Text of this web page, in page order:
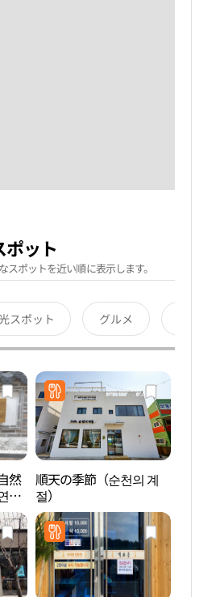
ット
スポットを近い順に表示します。
スポット グルメ
然
밥
順天の季節（순천의 계
절）